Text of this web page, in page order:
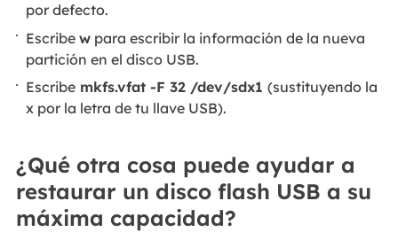
por defecto.
Escribew para escribir la información de la nueva
partición en el disco USB.
Escribe mkfs.vfat -F 32 /dev/sdx1(sustituyendo la
x por la letra de tu llave USB).
¿Qué otra cosa puede ayudar a
restaurar un disco flash USB a su
máxima capacidad?